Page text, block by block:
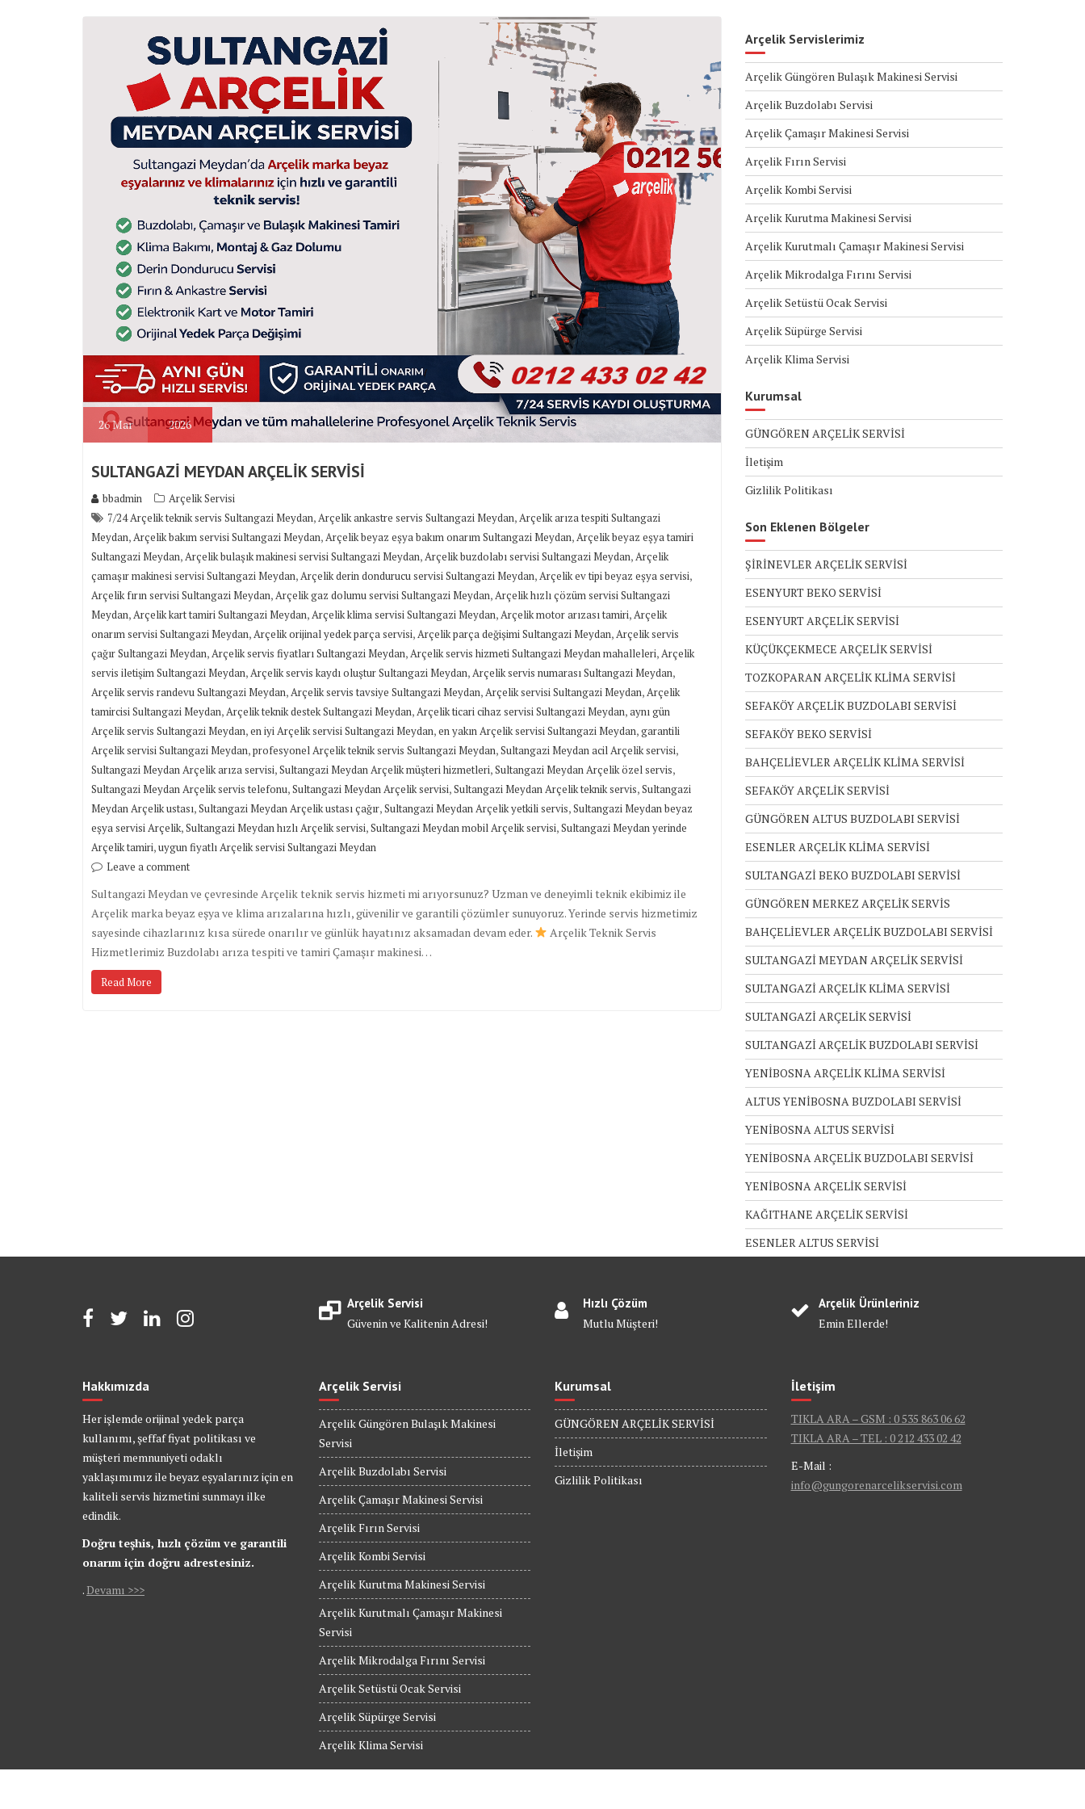
26Mar 2026
SULTANGAZİ MEYDAN ARÇELİK SERVİSİ
bbadmin
Arçelik Servisi
7/24 Arçelik teknik servis Sultangazi Meydan,Arçelik ankastre servis Sultangazi Meydan,Arçelik arıza tespiti Sultangazi
Meydan,Arçelik bakım servisi Sultangazi Meydan,Arçelik beyaz eşya bakım onarım Sultangazi Meydan,Arçelik beyaz eşya tamiri
Sultangazi Meydan,Arçelik bulaşık makinesi servisi Sultangazi Meydan,Arçelik buzdolabı servisi Sultangazi Meydan,Arçelik
çamaşır makinesi servisi Sultangazi Meydan,Arçelik derin dondurucu servisi Sultangazi Meydan,Arçelik ev tipi beyaz eşya servisi,
Arçelik fırın servisi Sultangazi Meydan,Arçelik gaz dolumu servisi Sultangazi Meydan,Arçelik hızlı çözüm servisi Sultangazi
Meydan,Arçelik kart tamiri Sultangazi Meydan,Arçelik klima servisi Sultangazi Meydan,Arçelik motor arızası tamiri,Arçelik
onarım servisi Sultangazi Meydan,Arçelik orijinal yedek parça servisi,Arçelik parça değişimi Sultangazi Meydan,Arçelik servis
çağır Sultangazi Meydan,Arçelik servis fiyatları Sultangazi Meydan,Arçelik servis hizmeti Sultangazi Meydan mahalleleri,Arçelik
servis iletişim Sultangazi Meydan,Arçelik servis kaydı oluştur Sultangazi Meydan,Arçelik servis numarası Sultangazi Meydan,
Arçelik servis randevu Sultangazi Meydan,Arçelik servis tavsiye Sultangazi Meydan,Arçelik servisi Sultangazi Meydan,Arçelik
tamircisi Sultangazi Meydan,Arçelik teknik destek Sultangazi Meydan,Arçelik ticari cihaz servisi Sultangazi Meydan,aynı gün
Arçelik servis Sultangazi Meydan,en iyi Arçelik servisi Sultangazi Meydan,en yakın Arçelik servisi Sultangazi Meydan,garantili
Arçelik servisi Sultangazi Meydan,profesyonel Arçelik teknik servis Sultangazi Meydan,Sultangazi Meydan acil Arçelik servisi,
Sultangazi Meydan Arçelik arıza servisi,Sultangazi Meydan Arçelik müşteri hizmetleri,Sultangazi Meydan Arçelik özel servis,
Sultangazi Meydan Arçelik servis telefonu,Sultangazi Meydan Arçelik servisi,Sultangazi Meydan Arçelik teknik servis,Sultangazi
Meydan Arçelik ustası,Sultangazi Meydan Arçelik ustası çağır,Sultangazi Meydan Arçelik yetkili servis,Sultangazi Meydan beyaz
eşya servisi Arçelik,Sultangazi Meydan hızlı Arçelik servisi,Sultangazi Meydan mobil Arçelik servisi,Sultangazi Meydan yerinde
Arçelik tamiri,uygun fiyatlı Arçelik servisi Sultangazi Meydan
Leave a comment
Sultangazi Meydan ve çevresinde Arçelik teknik servis hizmeti mi arıyorsunuz? Uzman ve deneyimli teknik ekibimiz ile
Arçelik marka beyaz eşya ve klima arızalarına hızlı, güvenilir ve garantili çözümler sunuyoruz. Yerinde servis hizmetimiz
sayesinde cihazlarınız kısa sürede onarılır ve günlük hayatınız aksamadan devam eder.
Arçelik Teknik Servis
Hizmetlerimiz Buzdolabı arıza tespiti ve tamiri Çamaşır makinesi…
Read More
Arçelik Servislerimiz
Arçelik Güngören Bulaşık Makinesi Servisi
Arçelik Buzdolabı Servisi
Arçelik Çamaşır Makinesi Servisi
Arçelik Fırın Servisi
Arçelik Kombi Servisi
Arçelik Kurutma Makinesi Servisi
Arçelik Kurutmalı Çamaşır Makinesi Servisi
Arçelik Mikrodalga Fırını Servisi
Arçelik Setüstü Ocak Servisi
Arçelik Süpürge Servisi
Arçelik Klima Servisi
Kurumsal
GÜNGÖREN ARÇELİK SERVİSİ
İletişim
Gizlilik Politikası
Son Eklenen Bölgeler
ŞİRİNEVLER ARÇELİK SERVİSİ
ESENYURT BEKO SERVİSİ
ESENYURT ARÇELİK SERVİSİ
KÜÇÜKÇEKMECE ARÇELİK SERVİSİ
TOZKOPARAN ARÇELİK KLİMA SERVİSİ
SEFAKÖY ARÇELİK BUZDOLABI SERVİSİ
SEFAKÖY BEKO SERVİSİ
BAHÇELİEVLER ARÇELİK KLİMA SERVİSİ
SEFAKÖY ARÇELİK SERVİSİ
GÜNGÖREN ALTUS BUZDOLABI SERVİSİ
ESENLER ARÇELİK KLİMA SERVİSİ
SULTANGAZİ BEKO BUZDOLABI SERVİSİ
GÜNGÖREN MERKEZ ARÇELİK SERVİS
BAHÇELİEVLER ARÇELİK BUZDOLABI SERVİSİ
SULTANGAZİ MEYDAN ARÇELİK SERVİSİ
SULTANGAZİ ARÇELİK KLİMA SERVİSİ
SULTANGAZİ ARÇELİK SERVİSİ
SULTANGAZİ ARÇELİK BUZDOLABI SERVİSİ
YENİBOSNA ARÇELİK KLİMA SERVİSİ
ALTUS YENİBOSNA BUZDOLABI SERVİSİ
YENİBOSNA ALTUS SERVİSİ
YENİBOSNA ARÇELİK BUZDOLABI SERVİSİ
YENİBOSNA ARÇELİK SERVİSİ
KAĞITHANE ARÇELİK SERVİSİ
ESENLER ALTUS SERVİSİ
Arçelik Servisi
Güvenin ve Kalitenin Adresi!
Hızlı Çözüm
Mutlu Müşteri!
Arçelik Ürünleriniz
Emin Ellerde!
Hakkımızda
Her işlemde orijinal yedek parça
kullanımı, şeffaf fiyat politikası ve
müşteri memnuniyeti odaklı
yaklaşımımız ile beyaz eşyalarınız için en
kaliteli servis hizmetini sunmayı ilke
edindik.
Doğru teşhis, hızlı çözüm ve garantili
onarım için doğru adrestesiniz.
.Devamı >>>
Arçelik Servisi
Arçelik Güngören Bulaşık Makinesi
Servisi
Arçelik Buzdolabı Servisi
Arçelik Çamaşır Makinesi Servisi
Arçelik Fırın Servisi
Arçelik Kombi Servisi
Arçelik Kurutma Makinesi Servisi
Arçelik Kurutmalı Çamaşır Makinesi
Servisi
Arçelik Mikrodalga Fırını Servisi
Arçelik Setüstü Ocak Servisi
Arçelik Süpürge Servisi
Arçelik Klima Servisi
Kurumsal
GÜNGÖREN ARÇELİK SERVİSİ
İletişim
Gizlilik Politikası
İletişim
TIKLA ARA – GSM : 0 535 863 06 62
TIKLA ARA – TEL : 0 212 433 02 42
E-Mail :
info@gungorenarcelikservisi.com